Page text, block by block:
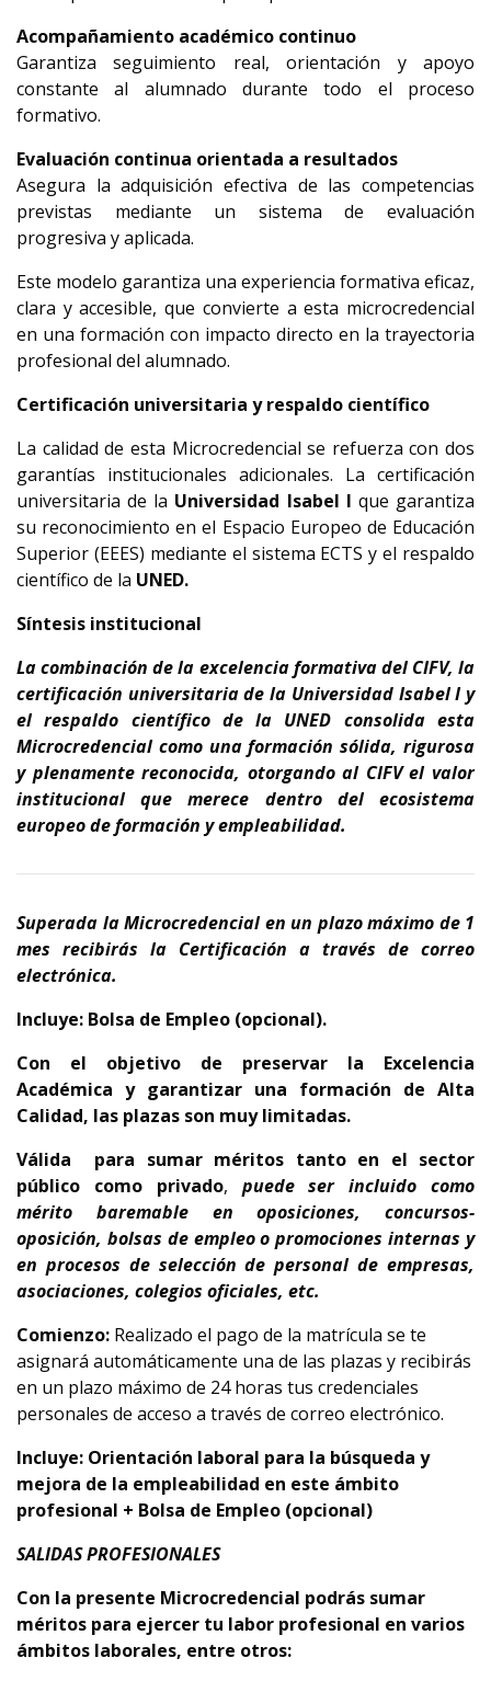
Acompañamiento académico continuo
Garantiza seguimiento real, orientación y apoyo
constante al alumnado durante todo el proceso
formativo.
Evaluación continua orientada a resultados
Asegura la adquisición efectiva de las competencias
previstas mediante un sistema de evaluación
progresiva y aplicada.
Este modelo garantiza una experiencia formativa eficaz,
clara y accesible, que convierte a esta microcredencial
en una formación con impacto directo en la trayectoria
profesional del alumnado.
Certificación universitaria y respaldo científico
La calidad de esta Microcredencial se refuerza con dos
garantías institucionales adicionales. La certificación
universitaria de la Universidad Isabel I que garantiza
su reconocimiento en el Espacio Europeo de Educación
Superior (EEES) mediante el sistema ECTS y el respaldo
científico de la UNED.
Síntesis institucional
La combinación de la excelencia formativa del CIFV, la
certificación universitaria de la Universidad Isabel I y
el respaldo científico de la UNED consolida esta
Microcredencial como una formación sólida, rigurosa
y plenamente reconocida, otorgando al CIFV el valor
institucional que merece dentro del ecosistema
europeo de formación y empleabilidad.
Superada la Microcredencial en un plazo máximo de 1
mes recibirás la Certificación a través de correo
electrónica.
Incluye: Bolsa de Empleo (opcional).
Con el objetivo de preservar la Excelencia
Académica y garantizar una formación de Alta
Calidad, las plazas son muy limitadas.
Válida para sumar méritos tanto en el sector
público como privado, puede ser incluido como
mérito baremable en oposiciones, concursos-
oposición, bolsas de empleo o promociones internas y
en procesos de selección de personal de empresas,
asociaciones, colegios oficiales, etc.
Comienzo: Realizado el pago de la matrícula se te
asignará automáticamente una de las plazas y recibirás
en un plazo máximo de 24 horas tus credenciales
personales de acceso a través de correo electrónico.
Incluye: Orientación laboral para la búsqueda y
mejora de la empleabilidad en este ámbito
profesional + Bolsa de Empleo (opcional)
SALIDAS PROFESIONALES
Con la presente Microcredencial podrás sumar
méritos para ejercer tu labor profesional en varios
ámbitos laborales, entre otros: